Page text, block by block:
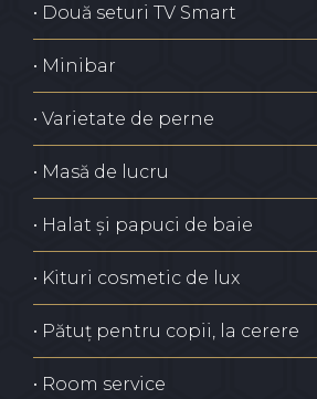
• Două seturi TV Smart
• Minibar
• Varietate de perne
• Masă de lucru
• Halat și papuci de baie
• Kituri cosmetic de lux
• Pătuț pentru copii, la cerere
• Room service